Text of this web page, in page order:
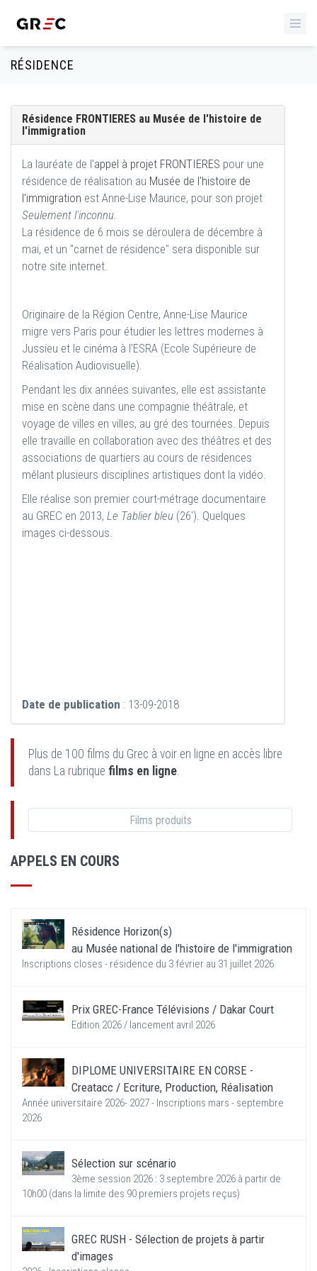
RÉSIDENCE
Résidence FRONTIERES au Musée de l'histoire de
l'immigration
La lauréate de l'appel à projet FRONTIERES pour une
résidence de réalisation au Musée de l'histoire de
l'immigration est Anne-Lise Maurice, pour son projet
Seulement l'inconnu.
La résidence de 6 mois se déroulera de décembre à
mai, et un "carnet de résidence" sera disponible sur
notre site internet.
Originaire de la Région Centre, Anne-Lise Maurice
migre vers Paris pour étudier les lettres modernes à
Jussieu et le cinéma à l'ESRA (Ecole Supérieure de
Réalisation Audiovisuelle).
Pendant les dix années suivantes, elle est assistante
mise en scène dans une compagnie théâtrale, et
voyage de villes en villes, au gré des tournées. Depuis
elle travaille en collaboration avec des théâtres et des
associations de quartiers au cours de résidences
mêlant plusieurs disciplines artistiques dont la vidéo.
Elle réalise son premier court-métrage documentaire
au GREC en 2013, Le Tablier bleu (26'). Quelques
images ci-dessous.
Date de publication : 13-09-2018
Plus de 100 films du Grec à voir en ligne en accès libre
dans La rubrique films en ligne.
Films produits
APPELS EN COURS
Résidence Horizon(s)
au Musée national de l'histoire de l'immigration
Inscriptions closes - résidence du 3 février au 31 juillet 2026
Prix GREC-France Télévisions / Dakar Court
Edition 2026 / lancement avril 2026
DIPLOME UNIVERSITAIRE EN CORSE -
Creatacc / Ecriture, Production, Réalisation
Année universitaire 2026- 2027 - Inscriptions mars - septembre
2026
Sélection sur scénario
3ème session 2026 : 3 septembre 2026 à partir de
10h00 (dans la limite des 90 premiers projets reçus)
GREC RUSH - Sélection de projets à partir
d'images